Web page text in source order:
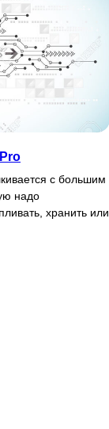
с большим
надо
хранить или